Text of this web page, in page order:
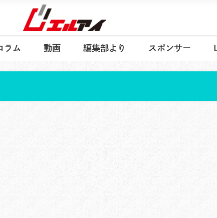
ラム 動画 編集部より スポンサー